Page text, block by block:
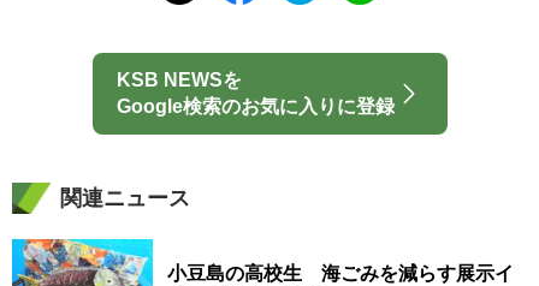
KSB NEWSを
Google検索のお気に入りに登録
関連ニュース
小豆島の高校生 海ごみを減らす展示イ